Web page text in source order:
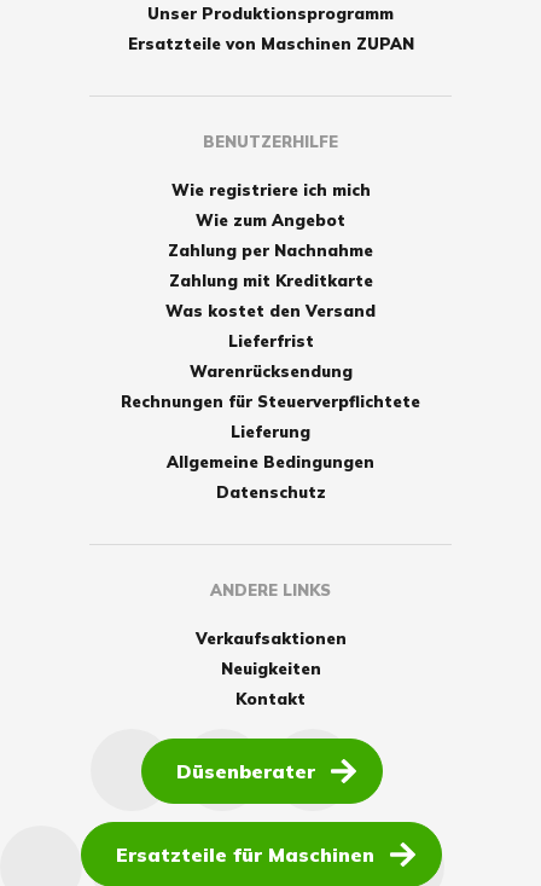
Unser Produktionsprogramm
Ersatzteile von Maschinen ZUPAN
BENUTZERHILFE
Wie registriere ich mich
Wie zum Angebot
Zahlung per Nachnahme
Zahlung mit Kreditkarte
Was kostet den Versand
Lieferfrist
Warenrücksendung
Rechnungen für Steuerverpflichtete
Lieferung
Allgemeine Bedingungen
Datenschutz
ANDERE LINKS
Verkaufsaktionen
Neuigkeiten
Kontakt
Düsenberater
Ersatzteile für Maschinen